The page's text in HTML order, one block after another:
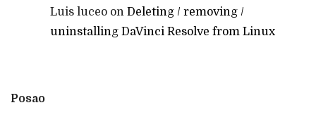
Luis luceo on Deleting / removing /
uninstalling DaVinci Resolve from Linux
Posao